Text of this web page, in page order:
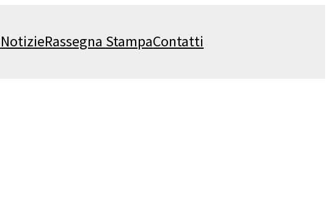
NotizieRassegna StampaContatti